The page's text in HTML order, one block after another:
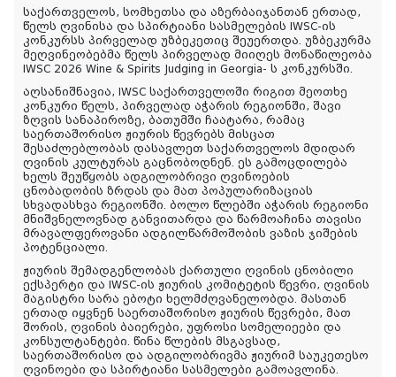
საქართველოს, სომხეთსა და აზერბაიჯანთან ერთად,
წელს ღვინისა და სპირტიანი სასმელების IWSC-ის
კონკურსს პირველად უზბეკეთიც შეუერთდა. უზბეკურმა
მეღვინეობებმა წელს პირველად მიიღეს მონაწილეობა
IWSC 2026 Wine & Spirits Judging in Georgia- ს კონკურსში.
აღსანიშნავია, IWSC საქართველოში რიგით მეოთხე
კონკური წელს, პირველად აჭარის რეგიონში, შავი
ზღვის სანაპიროზე, ბათუმში ჩაატარა, რამაც
საერთაშორისო ჟიურის წევრებს მისცათ
შესაძლებლობას დასავლეთ საქართველოს მდიდარ
ღვინის კულტურას გაცნობოდნენ. ეს გამოცდილება
ხელს შეუწყობს ადგილობრივი ღვინოების
ცნობადობის ზრდას და მათ პოპულარიზაციას
სხვადასხვა რეგიონში. ბოლო წლებში აჭარის რეგიონი
მნიშვნელოვნად განვითარდა და წარმოაჩინა თავისი
მრავალფეროვანი ადგილწარმოშობის ვაზის ჯიშების
პოტენციალი.
ჟიურის შემადგენლობას ქართული ღვინის ცნობილი
ექსპერტი და IWSC-ის ჟიურის კომიტეტის წევრი, ღვინის
მაგისტრი სარა ებოტი ხელმძღვანელობდა. მასთან
ერთად იყვნენ საერთაშორისო ჟიურის წევრები, მათ
შორის, ღვინის ბაიერები, უფროსი სომელიეები და
კონსულტანტები. წინა წლების მსგავსად,
საერთაშორისო და ადგილობრივმა ჟიურიმ საუკეთესო
ღვინოები და სპირტიანი სასმელები გამოავლინა.